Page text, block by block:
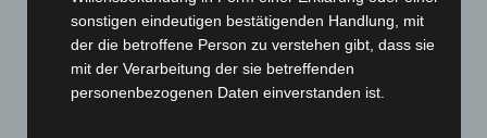
Mai 2024(149)
April 2024(102)
(103)
sonstigen eindeutigen bestätigenden Handlung, mit
der die betroffene Person zu verstehen gibt, dass sie
mit der Verarbeitung der sie betreffenden
personenbezogenen Daten einverstanden ist.